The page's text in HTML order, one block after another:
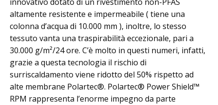
innovativo dotato di un rivestimento non-PFAS
altamente resistente e impermeabile ( tiene una
colonna d’acqua di 10.000 mm ), inoltre, lo stesso
tessuto vanta una traspirabilità eccezionale, pari a
30.000 g/m²/24 ore. C’è molto in questi numeri, infatti,
grazie a questa tecnologia il rischio di
surriscaldamento viene ridotto del 50% rispetto ad
alte membrane Polartec®. Polartec® Power Shield™
RPM rappresenta l’enorme impegno da parte